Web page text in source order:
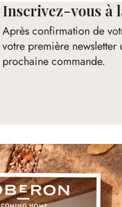
Inscrivez-vous à
Après confirmation de
votre première
prochaine commande.